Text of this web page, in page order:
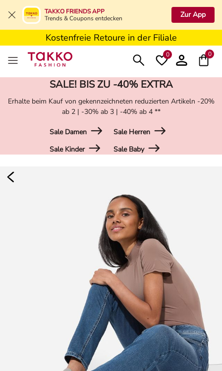
TAKKO FRIENDS APP
Trends & Coupons entdecken
Zur App
5€ Gutschein nach Registrierung*
Kostenfreie Lieferung ab 19,99€ in Deine Filiale
Kostenfreie Retoure in der Filiale
5€ Gutschein nach Registrierung*
0 0
SALE! BIS ZU -40% EXTRA
Erhalte beim Kauf von gekennzeichneten reduzierten Artikeln -20%
ab 2 | -30% ab 3 | -40% ab 4 **
Sale Damen
Sale Herren
Sale Kinder
Sale Baby